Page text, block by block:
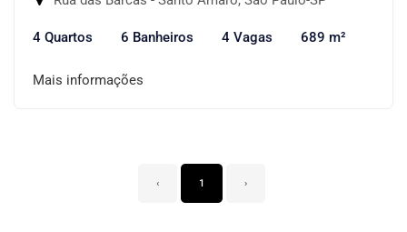
4 Quartos 6 Banheiros 4 Vagas 689 m²
Mais informações
‹ 1 ›